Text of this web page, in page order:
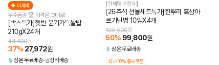
더세페
우수품종 🏆 가격은 그대로!
[박스특가]햇반 윤기가득쌀밥
210gX24개
44,400원
37% 27,972원
상온무료배송 공장직배송
[일체형 손잡이]
[26추석 선물세트특가]한뿌리 흑삼아
르기닌병 10입X4개
199,600원
50% 99,800원
상온무료배송
최대 10% 중복쿠폰